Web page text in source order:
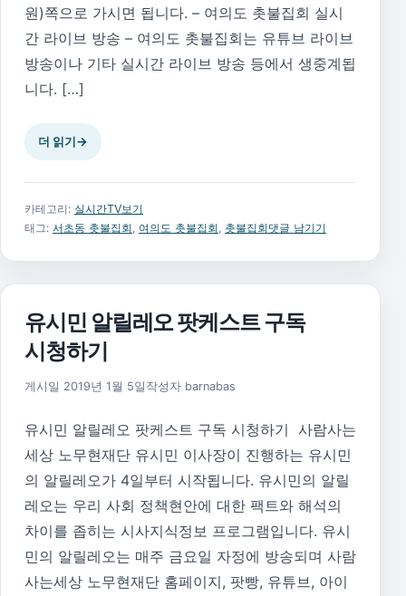
원)쪽으로 가시면 됩니다. – 여의도 촛불집회 실시
간 라이브 방송 – 여의도 촛불집회는 유튜브 라이브
방송이나 기타 실시간 라이브 방송 등에서 생중계됩
니다. […]
더 읽기→
카테고리: 실시간TV보기
태그: 서초동 촛불집회, 여의도 촛불집회, 촛불집회댓글 남기기
유시민 알릴레오 팟케스트 구독
시청하기
게시일 2019년 1월 5일 2026년 8월 1일
작성자 barnabas
유시민 알릴레오 팟케스트 구독 시청하기 사람사는
세상 노무현재단 유시민 이사장이 진행하는 유시민
의 알릴레오가 4일부터 시작됩니다. 유시민의 알릴
레오는 우리 사회 정책현안에 대한 팩트와 해석의
차이를 좁히는 시사지식정보 프로그램입니다. 유시
민의 알릴레오는 매주 금요일 자정에 방송되며 사람
사는세상 노무현재단 홈페이지, 팟빵, 유튜브, 아이